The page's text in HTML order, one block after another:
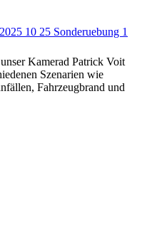
Kamerad Patrick Voit
Szenarien wie
Fahrzeugbrand und